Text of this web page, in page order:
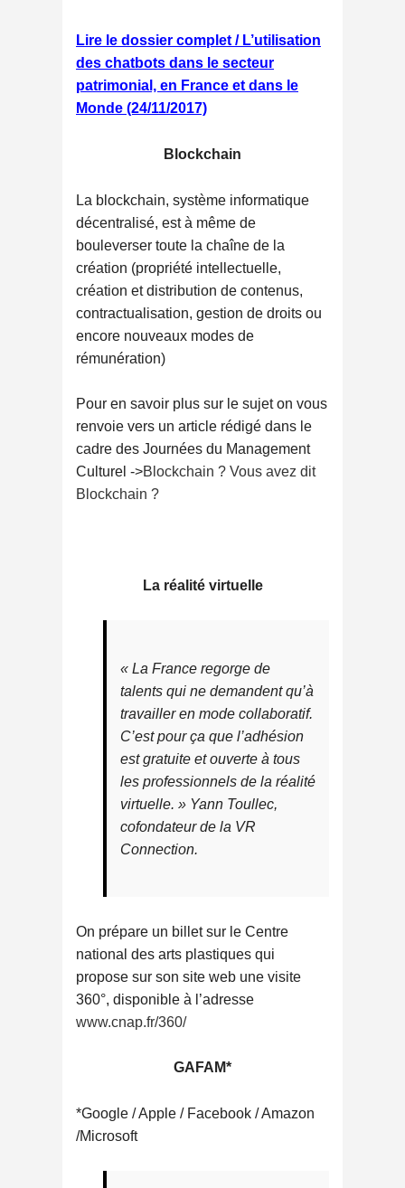
Lire le dossier complet / L’utilisation
des chatbots dans le secteur
patrimonial, en France et dans le
Monde (24/11/2017)
Blockchain
La blockchain, système informatique
décentralisé, est à même de
bouleverser toute la chaîne de la
création (propriété intellectuelle,
création et distribution de contenus,
contractualisation, gestion de droits ou
encore nouveaux modes de
rémunération)
Pour en savoir plus sur le sujet on vous
renvoie vers un article rédigé dans le
cadre des Journées du Management
Culturel ->Blockchain ? Vous avez dit
Blockchain ?
La réalité virtuelle
« La France regorge de
talents qui ne demandent qu’à
travailler en mode collaboratif.
C’est pour ça que l’adhésion
est gratuite et ouverte à tous
les professionnels de la réalité
virtuelle. » Yann Toullec,
cofondateur de la VR
Connection.
On prépare un billet sur le Centre
national des arts plastiques qui
propose sur son site web une visite
360°, disponible à l’adresse
www.cnap.fr/360/
GAFAM*
*Google / Apple / Facebook / Amazon
/Microsoft